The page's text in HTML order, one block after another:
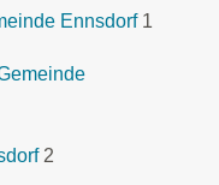
Ennsdorf 1
2